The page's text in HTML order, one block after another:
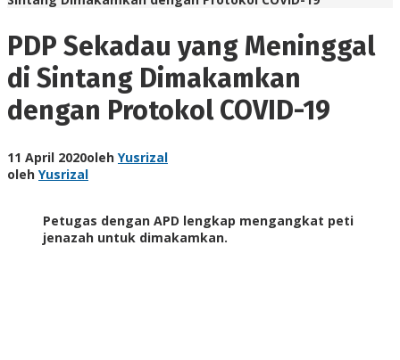
PDP Sekadau yang Meninggal
di Sintang Dimakamkan
dengan Protokol COVID-19
11 April 2020oleh Yusrizal
oleh Yusrizal
Petugas dengan APD lengkap mengangkat peti
jenazah untuk dimakamkan.